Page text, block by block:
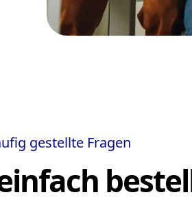
gestellte Fragen